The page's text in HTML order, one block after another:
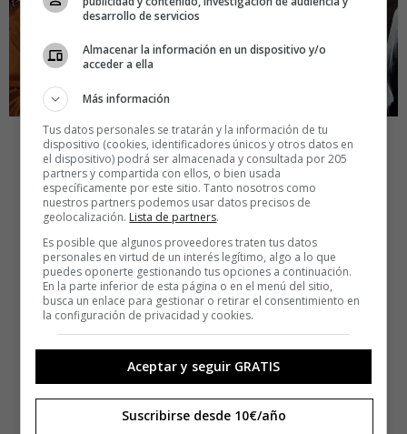
desarrollo de servicios
Almacenar la información en un dispositivo y/o
acceder a ella
Más información
Tus datos personales se tratarán y la información de tu
dispositivo (cookies, identificadores únicos y otros datos en
el dispositivo) podrá ser almacenada y consultada por 205
partners y compartida con ellos, o bien usada
específicamente por este sitio. Tanto nosotros como
nuestros partners podemos usar datos precisos de
geolocalización. Lista de partners.
Es posible que algunos proveedores traten tus datos
personales en virtud de un interés legítimo, algo a lo que
puedes oponerte gestionando tus opciones a continuación.
En la parte inferior de esta página o en el menú del sitio,
busca un enlace para gestionar o retirar el consentimiento en
la configuración de privacidad y cookies.
Aceptar y seguir GRATIS
Suscribirse desde 10€/año